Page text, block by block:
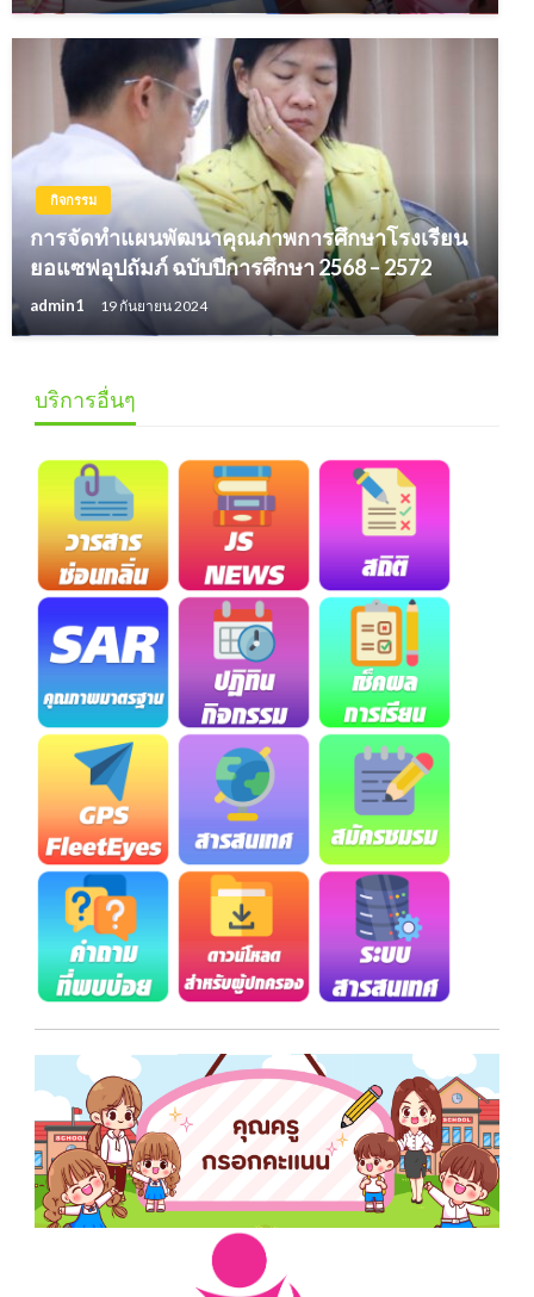
กิจกรรม
การจัดทำแผนพัฒนาคุณภาพการศึกษาโรงเรียน
ยอแซฟอุปถัมภ์ ฉบับปีการศึกษา 2568 – 2572
admin1 19 กันยายน 2024
บริการอื่นๆ